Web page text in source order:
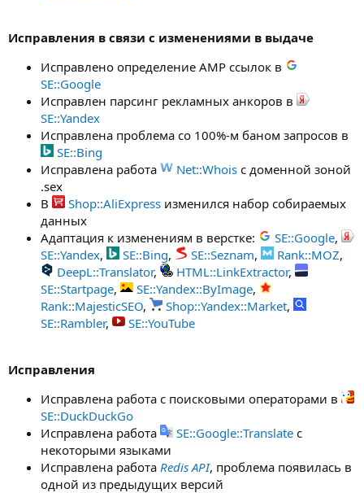
Исправления в связи с изменениями в выдаче
Исправлено определение AMP ссылок в
SE::Google
Исправлен парсинг рекламных анкоров в
SE::Yandex
Исправлена проблема со 100%-м баном запросов в
SE::Bing
Исправлена работа
Net::Whois с доменной зоной
.sex
В
Shop::AliExpress изменился набор собираемых
данных
Адаптация к изменениям в верстке:
SE::Google,
SE::Yandex, SE::Bing, SE::Seznam, Rank::MOZ,
DeepL::Translator, HTML::LinkExtractor,
SE::Startpage, SE::Yandex::ByImage,
Rank::MajesticSEO, Shop::Yandex::Market,
SE::Rambler, SE::YouTube
Исправления
Исправлена работа с поисковыми операторами в
SE::DuckDuckGo
Исправлена работа
SE::Google::Translate с
некоторыми языками
Исправлена работа Redis API, проблема появилась в
одной из предыдущих версий